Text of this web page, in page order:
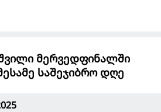
მერვედფინალში
საშეჯიბრო დღე